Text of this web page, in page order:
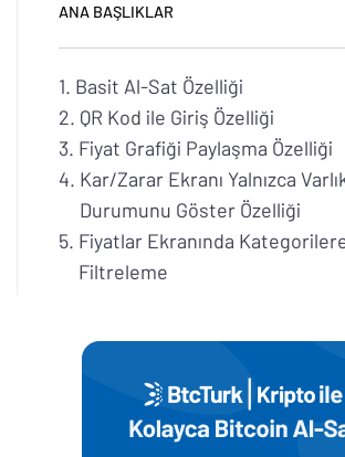
ANA BAŞLIKLAR
Basit Al-Sat Özelliği
QR Kod ile Giriş Özelliği
Fiyat Grafiği Paylaşma Özelliği
Kar/Zarar Ekranı Yalnızca
Durumunu Göster Özelliği
Fiyatlar Ekranında
Filtreleme